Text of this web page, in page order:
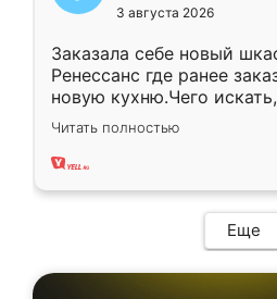
3 августа 2026
Заказала себе новый
Ренессанс где ранее
новую кухню.Чего
вполне довольна. Служит
два года, нареканий нет.
Читать полностью
Еще